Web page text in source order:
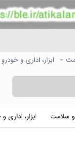
ابزار، اداری و خودرو
و سلامت ابزار، اداری